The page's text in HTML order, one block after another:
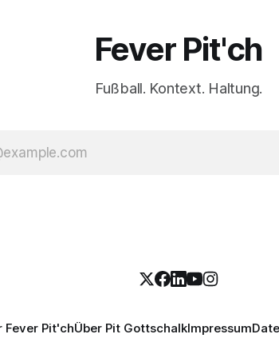
Fever Pit'ch
Fußball. Kontext. Haltung.
Fever Pit'chÜber Pit GottschalkImpressum